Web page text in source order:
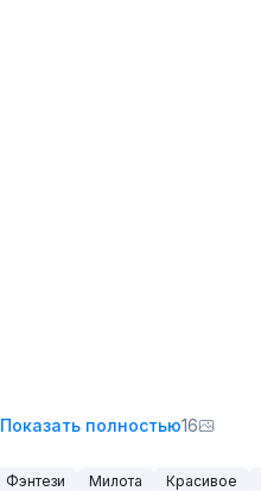
Показать полностью16
Фэнтези Милота Красивое